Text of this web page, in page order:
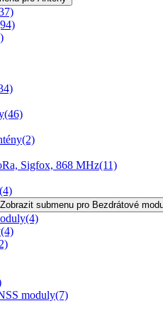
(46)
(2)
Sigfox, 868 MHz(11)
(4)
Zobrazit submenu pro Bezdrátové
(4)
(4)
moduly(7)